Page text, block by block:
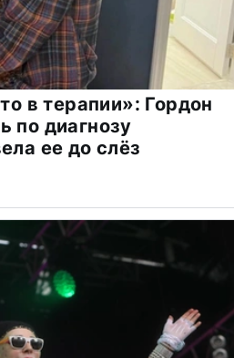
в терапии»: Гордон
по диагнозу
ее до слёз